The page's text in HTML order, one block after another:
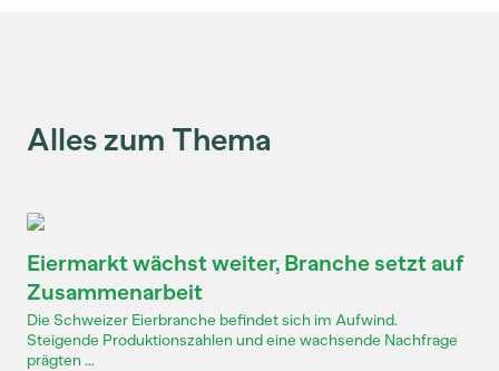
Alles zum Thema
Eiermarkt wächst weiter, Branche setzt auf
Zusammenarbeit
Die Schweizer Eierbranche befindet sich im Aufwind.
Steigende Produktionszahlen und eine wachsende Nachfrage
prägten ...